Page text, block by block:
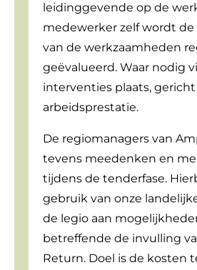
leidinggevende op de
medewerker zelf wordt
van de werkzaamheden
geëvalueerd. Waar nodig
interventies plaats,
arbeidsprestatie.
De regiomanagers van
tevens meedenken en
tijdens de tenderfase.
gebruik van onze
de legio aan
betreffende de invulling
Return. Doel is de kosten